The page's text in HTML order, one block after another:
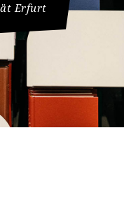
Erfurt